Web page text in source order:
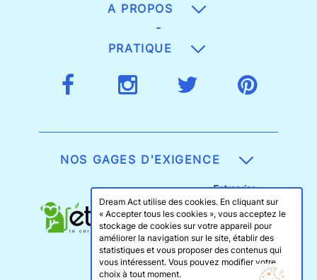
A PROPOS
-
PRATIQUE
NOS GAGES D'EXIGENCE
Dream Act utilise des cookies. En cliquant sur
« Accepter tous les cookies », vous acceptez le
stockage de cookies sur votre appareil pour
améliorer la navigation sur le site, établir des
statistiques et vous proposer des contenus qui
vous intéressent. Vous pouvez modifier votre
choix à tout moment.